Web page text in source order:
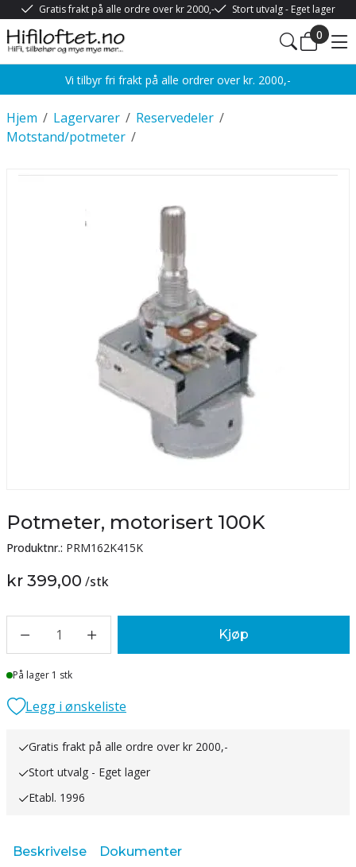
Gratis frakt på alle ordre over kr 2000,- Stort utvalg - Eget lager
0
Vi tilbyr fri frakt på alle ordrer over kr. 2000,-
/
Hjem /
Lagervarer /
Reservedeler
/
Motstand/potmeter
Potmeter, motorisert 100K
Produktnr.: PRM162K415K
kr 399,00 /stk
1 Kjøp
Lager
På lager 1 stk
Legg i ønskeliste
Gratis frakt på alle ordre over kr 2000,-
Stort utvalg - Eget lager
Etabl. 1996
Beskrivelse Dokumenter